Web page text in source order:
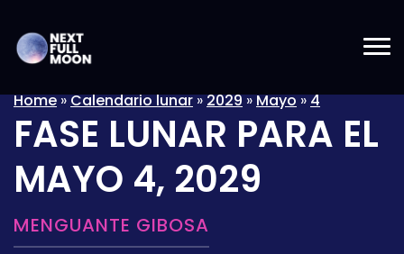
Home»Calendario lunar»2029»Mayo»4
FASE LUNAR PARA EL
MAYO 4, 2029
MENGUANTE GIBOSA